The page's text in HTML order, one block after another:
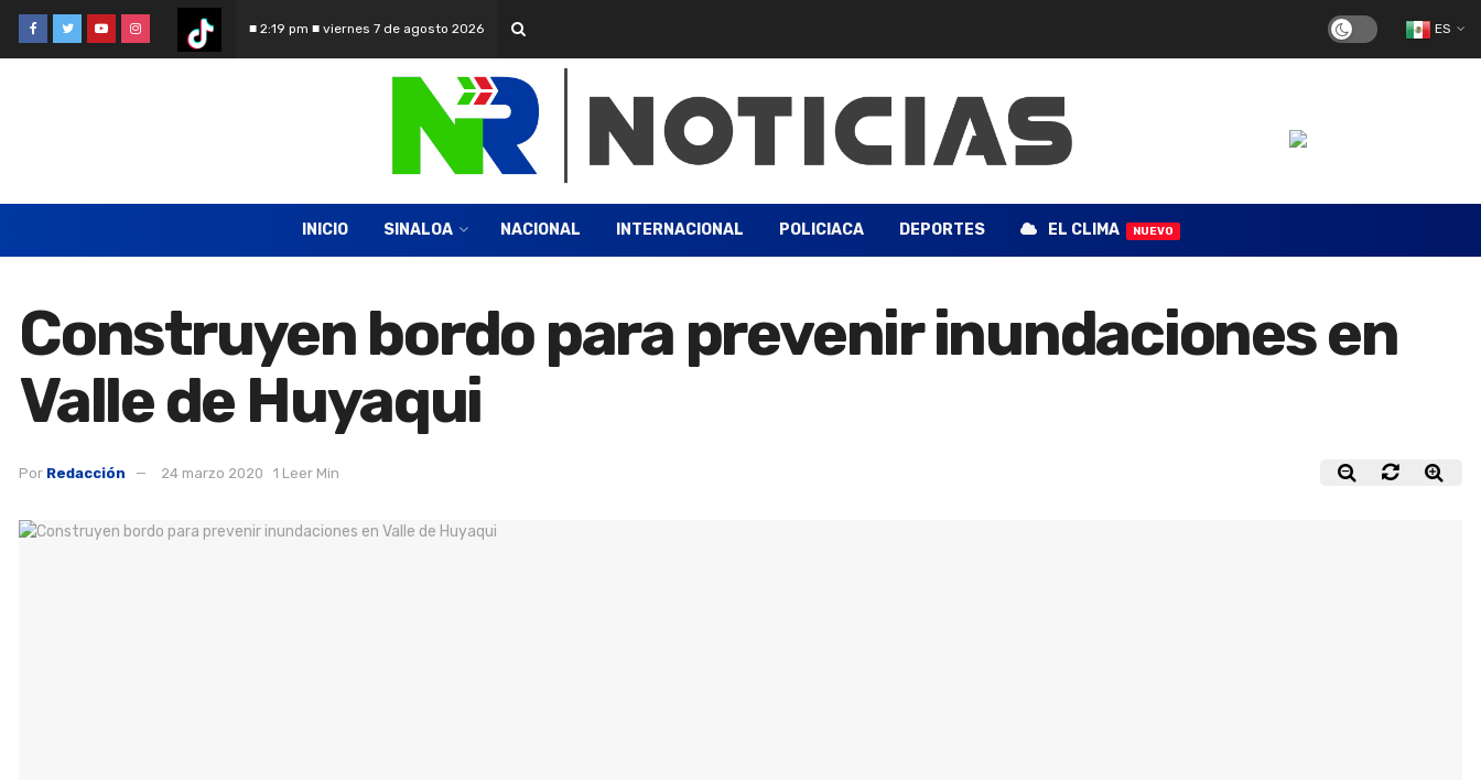
■ 2:19 pm ■ viernes 7 de agosto 2026 ES
INICIO SINALOA NACIONAL INTERNACIONAL POLICIACA DEPORTES EL CLIMA NUEVO
Construyen bordo para prevenir inundaciones en
Valle de Huyaqui
Por Redacción 24 marzo 2020 1 Leer Min